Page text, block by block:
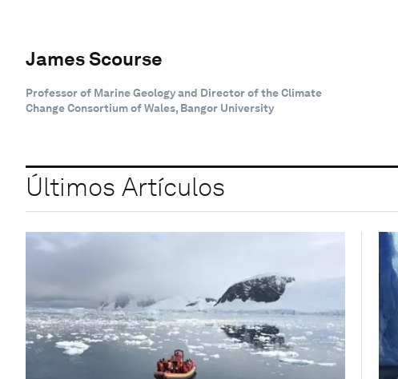
James Scourse
Professor of Marine Geology and Director of the Climate
Change Consortium of Wales, Bangor University
Últimos Artículos